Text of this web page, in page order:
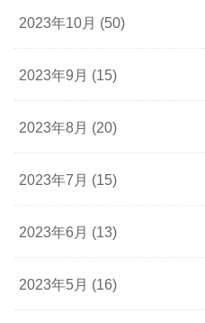
2023年10月 (50)
2023年9月 (15)
2023年8月 (20)
2023年7月 (15)
2023年6月 (13)
2023年5月 (16)